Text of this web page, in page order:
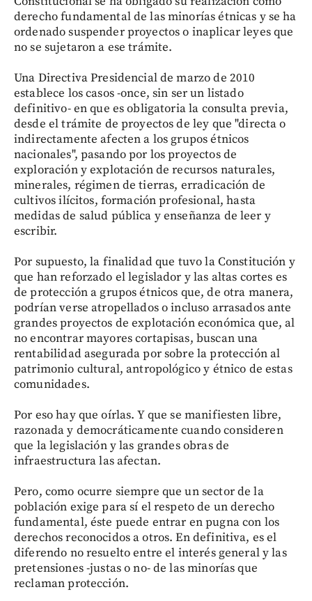
derecho fundamental de las minorías étnicas y se ha
ordenado suspender proyectos o inaplicar leyes que
no se sujetaron a ese trámite.
Una Directiva Presidencial de marzo de 2010
establece los casos -once, sin ser un listado
definitivo- en que es obligatoria la consulta previa,
desde el trámite de proyectos de ley que "directa o
indirectamente afecten a los grupos étnicos
nacionales", pasando por los proyectos de
exploración y explotación de recursos naturales,
minerales, régimen de tierras, erradicación de
cultivos ilícitos, formación profesional, hasta
medidas de salud pública y enseñanza de leer y
escribir.
Por supuesto, la finalidad que tuvo la Constitución y
que han reforzado el legislador y las altas cortes es
de protección a grupos étnicos que, de otra manera,
podrían verse atropellados o incluso arrasados ante
grandes proyectos de explotación económica que, al
no encontrar mayores cortapisas, buscan una
rentabilidad asegurada por sobre la protección al
patrimonio cultural, antropológico y étnico de estas
comunidades.
Por eso hay que oírlas. Y que se manifiesten libre,
razonada y democráticamente cuando consideren
que la legislación y las grandes obras de
infraestructura las afectan.
Pero, como ocurre siempre que un sector de la
población exige para sí el respeto de un derecho
fundamental, éste puede entrar en pugna con los
derechos reconocidos a otros. En definitiva, es el
diferendo no resuelto entre el interés general y las
pretensiones -justas o no- de las minorías que
reclaman protección.